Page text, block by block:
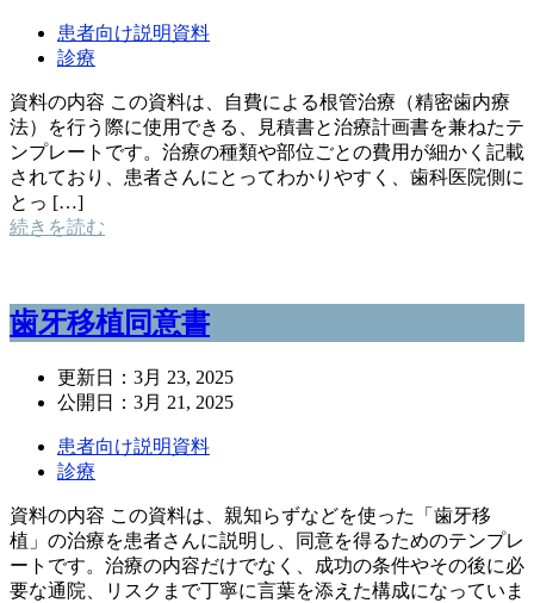
患者向け説明資料
診療
資料の内容 この資料は、自費による根管治療（精密歯内療
法）を行う際に使用できる、見積書と治療計画書を兼ねたテ
ンプレートです。治療の種類や部位ごとの費用が細かく記載
されており、患者さんにとってわかりやすく、歯科医院側に
とっ […]
続きを読む
歯牙移植同意書
更新日： 3月 23, 2025
公開日： 3月 21, 2025
患者向け説明資料
診療
資料の内容 この資料は、親知らずなどを使った「歯牙移
植」の治療を患者さんに説明し、同意を得るためのテンプレ
ートです。治療の内容だけでなく、成功の条件やその後に必
要な通院、リスクまで丁寧に言葉を添えた構成になっていま